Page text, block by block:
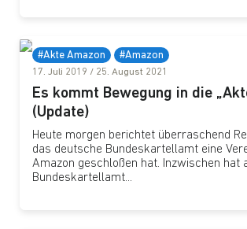
#Akte Amazon #Amazon
17. Juli 2019 / 25. August 2021
Es kommt Bewegung in die
(Update)
Heute morgen berichtet überraschend
das deutsche Bundeskartellamt eine
Amazon geschloßen hat. Inzwischen hat
Bundeskartellamt...